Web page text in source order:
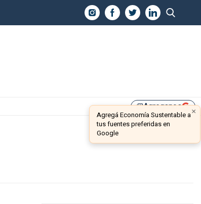
library_addAgreganos ×
Agregá Economía Sustentable a
tus fuentes preferidas en
Google